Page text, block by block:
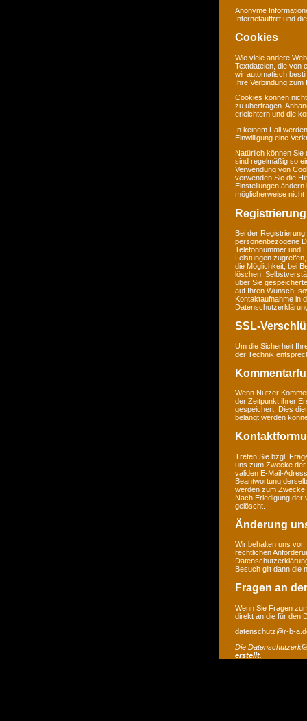
Anonyme
Internetauftritt und
Cookies
Wie viele andere
Textdateien, die von
wir automatisch
Ihre Verbindung zum
Cookies können
zu übertragen.
erleichtern und die
In keinem Fall
Einwilligung eine
Natürlich können
sind regelmäßig so
Verwendung von
verwenden Sie die
Einstellungen
möglicherweise nicht
Bei der
personenbezogene
Telefonnummer und
Leistungen
die Möglichkeit, bei
löschen.
über Sie
auf Ihren Wunsch,
Kontaktaufnahme in
SSL-
Um die Sicherheit
der Technik
Wenn Nutzer
der Zeitpunkt ihrer
gespeichert. Dies
belangt werden
Treten Sie bzgl.
uns zum Zwecke der
validen E-Mail-
Beantwortung
werden zum Zwecke
Nach Erledigung der
gelöscht.
Änderung
Wir behalten uns
rechtlichen
Besuch gilt dann die
Fragen an
Wenn Sie Fragen
direkt an die für den
datenschutz@r-b-
Die
erstellt